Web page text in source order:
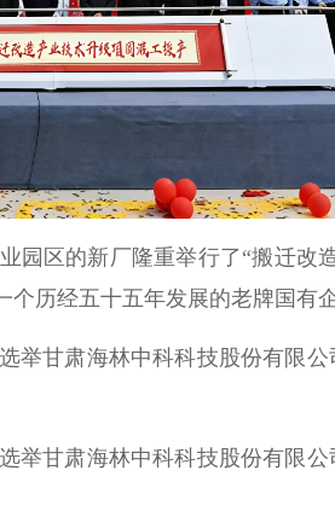
园区的新厂隆重举行了“搬迁改
历经五十五年发展的老牌国有
举甘肃海林中科科技股份有限
举甘肃海林中科科技股份有限